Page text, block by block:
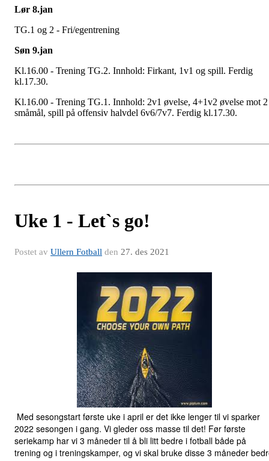
Lør 8.jan
TG.1 og 2 - Fri/egentrening
Søn 9.jan
Kl.16.00 - Trening TG.2. Innhold: Firkant, 1v1 og spill. Ferdig
kl.17.30.
Kl.16.00 - Trening TG.1. Innhold: 2v1 øvelse, 4+1v2 øvelse mot 2
småmål, spill på offensiv halvdel 6v6/7v7. Ferdig kl.17.30.
Uke 1 - Let`s go!
Postet av Ullern Fotball den 27. des 2021
Med sesongstart første uke i april er det ikke lenger til vi sparker
2022 sesongen i gang. Vi gleder oss masse til det! Før første
seriekamp har vi 3 måneder til å bli litt bedre i fotball både på
trening og i treningskamper, og vi skal bruke disse 3 måneder